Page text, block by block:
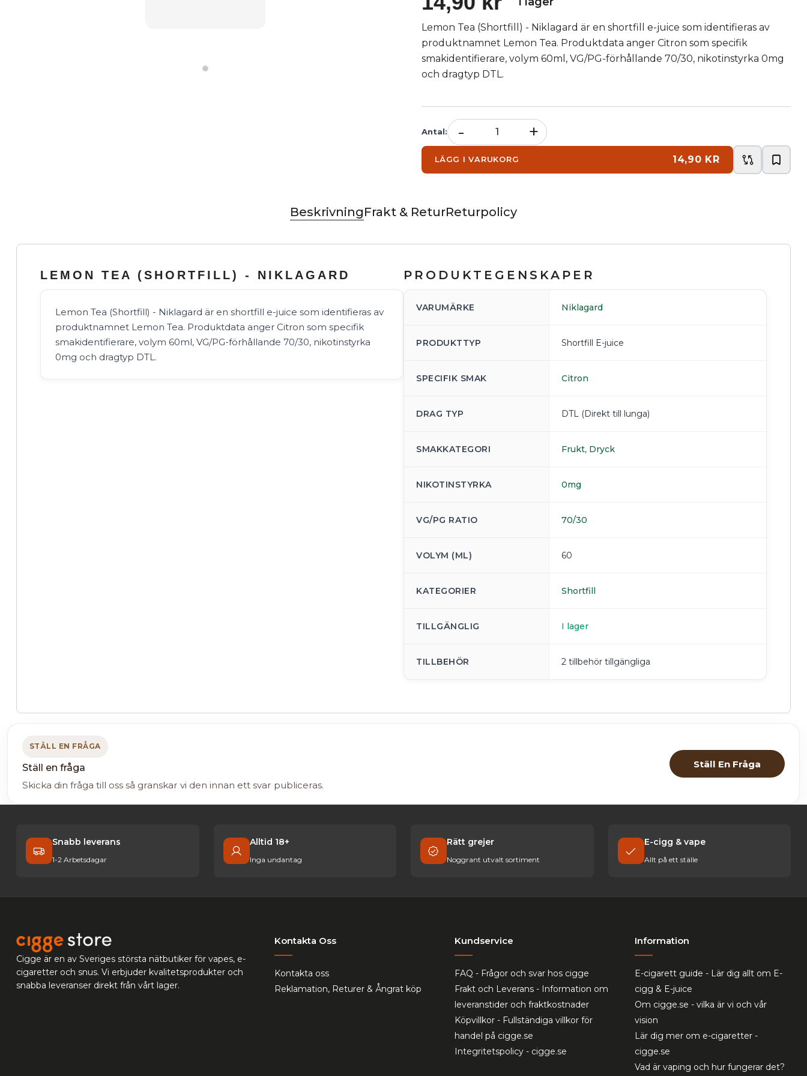
Lemon Tea (Shortfill) - Niklagard är en shortfill e-juice som identifieras av
produktnamnet Lemon Tea. Produktdata anger Citron som specifik
smakidentifierare, volym 60ml, VG/PG-förhållande 70/30, nikotinstyrka 0mg
och dragtyp DTL.
Antal: - +
LÄGG I VARUKORG 14,90 KR
BeskrivningFrakt & ReturReturpolicy
LEMON TEA (SHORTFILL) - NIKLAGARD
Lemon Tea (Shortfill) - Niklagard är en shortfill e-juice som identifieras av
produktnamnet Lemon Tea. Produktdata anger Citron som specifik
smakidentifierare, volym 60ml, VG/PG-förhållande 70/30, nikotinstyrka
0mg och dragtyp DTL.
PRODUKTEGENSKAPER
VARUMÄRKE Niklagard
PRODUKTTYP Shortfill E-juice
SPECIFIK SMAK Citron
DRAG TYP DTL (Direkt till lunga)
SMAKKATEGORI Frukt, Dryck
NIKOTINSTYRKA 0mg
VG/PG RATIO 70/30
VOLYM (ML) 60
KATEGORIER Shortfill
TILLGÄNGLIG I lager
TILLBEHÖR 2 tillbehör tillgängliga
STÄLL EN FRÅGA
Ställ en fråga
Skicka din fråga till oss så granskar vi den innan ett svar publiceras.
Ställ En Fråga
Snabb leverans
1-2 Arbetsdagar
Alltid 18+
Inga undantag
Rätt grejer
Noggrant utvalt sortiment
E-cigg & vape
Allt på ett ställe
Cigge är en av Sveriges största nätbutiker för vapes, e-
cigaretter och snus. Vi erbjuder kvalitetsprodukter och
snabba leveranser direkt från vårt lager.
Kontakta Oss
Kontakta oss
Reklamation, Returer & Ångrat köp
Kundservice
FAQ - Frågor och svar hos cigge
Frakt och Leverans - Information om
leveranstider och fraktkostnader
Köpvillkor - Fullständiga villkor för
handel på cigge.se
Integritetspolicy - cigge.se
Information
E-cigarett guide - Lär dig allt om E-
cigg & E-juice
Om cigge.se - vilka är vi och vår
vision
Lär dig mer om e-cigaretter -
cigge.se
Vad är vaping och hur fungerar det?